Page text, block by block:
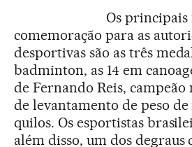
Os
comemoração para as
desportivas são as três
badminton, as 14 em
de Fernando Reis,
de levantamento de peso de
quilos. Os esportistas
além disso, um dos degraus